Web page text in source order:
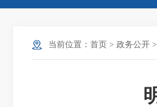
当前位置： 首页 > 政务公开 >